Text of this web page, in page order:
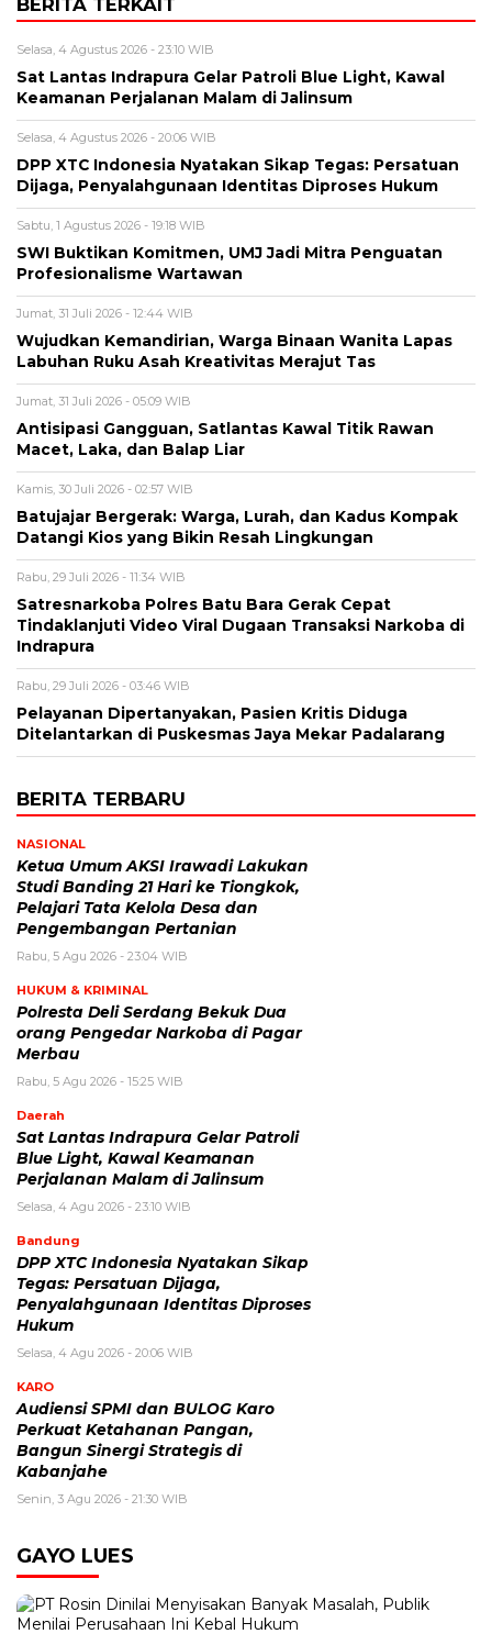
BERITA TERKAIT
Selasa, 4 Agustus 2026 - 23:10 WIB
Sat Lantas Indrapura Gelar Patroli Blue Light, Kawal
Keamanan Perjalanan Malam di Jalinsum
Selasa, 4 Agustus 2026 - 20:06 WIB
DPP XTC Indonesia Nyatakan Sikap Tegas: Persatuan
Dijaga, Penyalahgunaan Identitas Diproses Hukum
Sabtu, 1 Agustus 2026 - 19:18 WIB
SWI Buktikan Komitmen, UMJ Jadi Mitra Penguatan
Profesionalisme Wartawan
Jumat, 31 Juli 2026 - 12:44 WIB
Wujudkan Kemandirian, Warga Binaan Wanita Lapas
Labuhan Ruku Asah Kreativitas Merajut Tas
Jumat, 31 Juli 2026 - 05:09 WIB
Antisipasi Gangguan, Satlantas Kawal Titik Rawan
Macet, Laka, dan Balap Liar
Kamis, 30 Juli 2026 - 02:57 WIB
Batujajar Bergerak: Warga, Lurah, dan Kadus Kompak
Datangi Kios yang Bikin Resah Lingkungan
Rabu, 29 Juli 2026 - 11:34 WIB
Satresnarkoba Polres Batu Bara Gerak Cepat
Tindaklanjuti Video Viral Dugaan Transaksi Narkoba di
Indrapura
Rabu, 29 Juli 2026 - 03:46 WIB
Pelayanan Dipertanyakan, Pasien Kritis Diduga
Ditelantarkan di Puskesmas Jaya Mekar Padalarang
BERITA TERBARU
NASIONAL
Ketua Umum AKSI Irawadi Lakukan
Studi Banding 21 Hari ke Tiongkok,
Pelajari Tata Kelola Desa dan
Pengembangan Pertanian
Rabu, 5 Agu 2026 - 23:04 WIB
HUKUM & KRIMINAL
Polresta Deli Serdang Bekuk Dua
orang Pengedar Narkoba di Pagar
Merbau
Rabu, 5 Agu 2026 - 15:25 WIB
Daerah
Sat Lantas Indrapura Gelar Patroli
Blue Light, Kawal Keamanan
Perjalanan Malam di Jalinsum
Selasa, 4 Agu 2026 - 23:10 WIB
Bandung
DPP XTC Indonesia Nyatakan Sikap
Tegas: Persatuan Dijaga,
Penyalahgunaan Identitas Diproses
Hukum
Selasa, 4 Agu 2026 - 20:06 WIB
KARO
Audiensi SPMI dan BULOG Karo
Perkuat Ketahanan Pangan,
Bangun Sinergi Strategis di
Kabanjahe
Senin, 3 Agu 2026 - 21:30 WIB
GAYO LUES